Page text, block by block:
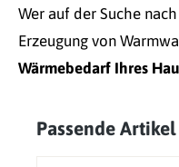
Wer auf der Suche
Erzeugung von
Wärmebedarf Ihres
Produktgalerie
Passende Artikel